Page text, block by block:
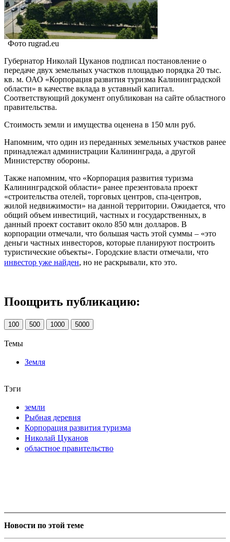
Фото rugrad.eu
Губернатор Николай Цуканов подписал постановление о
передаче двух земельных участков площадью порядка 20 тыс.
кв. м. ОАО «Корпорация развития туризма Калининградской
области» в качестве вклада в уставный капитал.
Соответствующий документ опубликован на сайте областного
правительства.
Стоимость земли и имущества оценена в 150 млн руб.
Напомним, что один из переданных земельных участков ранее
принадлежал администрации Калининграда, а другой
Министерству обороны.
Также напомним, что «Корпорация развития туризма
Калининградской области» ранее презентовала проект
«строительства отелей, торговых центров, спа-центров,
жилой недвижимости» на данной территории. Ожидается, что
общий объем инвестиций, частных и государственных, в
данный проект составит около 850 млн долларов. В
корпорации отмечали, что большая часть этой суммы – «это
деньги частных инвесторов, которые планируют построить
туристические объекты». Городские власти отмечали, что
инвестор уже найден, но не раскрывали, кто это.
Поощрить публикацию:
100 500 1000 5000
Темы
Земля
Тэги
земли
Рыбная деревня
Корпорация развития туризма
Николай Цуканов
областное правительство
Новости по этой теме